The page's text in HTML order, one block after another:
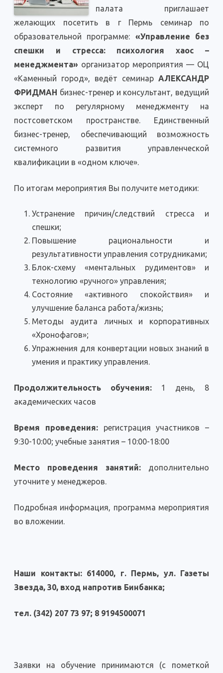
палата приглашает
желающих посетить в г Пермь семинар по
образовательной программе: «Управление без
спешки и стресса: психология хаос –
менеджмента» организатор мероприятия — ОЦ
«Каменный город», ведёт семинар АЛЕКСАНДР
ФРИДМАН бизнес-тренер и консультант, ведущий
эксперт по регулярному менеджменту на
постсоветском пространстве. Единственный
бизнес-тренер, обеспечивающий возможность
системного развития управленческой
квалификации в «одном ключе».
По итогам мероприятия Вы получите методики:
Устранение причин/следствий стресса и
спешки;
Повышение рациональности и
результативности управления сотрудниками;
Блок-схему «ментальных рудиментов» и
технологию «ручного» управления;
Состояние «активного спокойствия» и
улучшение баланса работа/жизнь;
Методы аудита личных и корпоративных
«Хронофагов»;
Упражнения для конвертации новых знаний в
умения и практику управления.
Продолжительность обучения: 1 день, 8
академических часов
Время проведения:регистрация участников –
9:30-10:00; учебные занятия – 10:00-18:00
Место проведения занятий: дополнительно
уточните у менеджеров.
Подробная информация, программа мероприятия
во вложении.
Наши контакты: 614000, г. Пермь, ул. Газеты
Звезда, 30, вход напротив Бинбанка;
тел. (342) 207 73 97; 8 9194500071
Заявки на обучение принимаются (с пометкой